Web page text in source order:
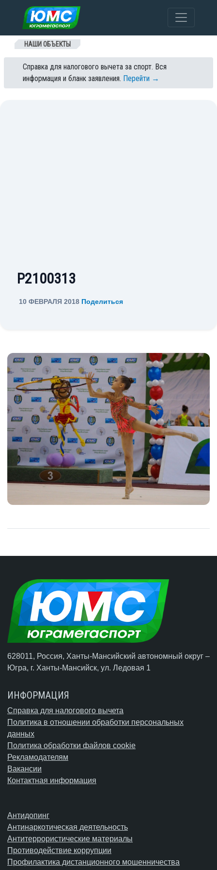
Перейти к содержанию
НАШИ ОБЪЕКТЫ
Справка для налогового вычета за спорт. Вся
информация и бланк заявления. Перейти →
P2100313
10 ФЕВРАЛЯ 2018 Поделиться
628011, Россия, Ханты-Мансийский автономный округ –
Югра, г. Ханты-Мансийск, ул. Ледовая 1
ИНФОРМАЦИЯ
Справка для налогового вычета
Политика в отношении обработки персональных
данных
Политика обработки файлов cookie
Рекламодателям
Вакансии
Контактная информация
Антидопинг
Антинаркотическая деятельность
Антитеррористические материалы
Противодействие коррупции
Профилактика дистанционного мошенничества